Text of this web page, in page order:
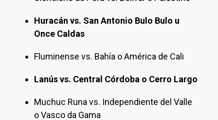
Huracán vs. San Antonio Bulo Bulo u
Once Caldas
Fluminense vs. Bahía o América de Cali
Lanús vs. Central Córdoba o Cerro Largo
Muchuc Runa vs. Independiente del Valle
o Vasco da Gama